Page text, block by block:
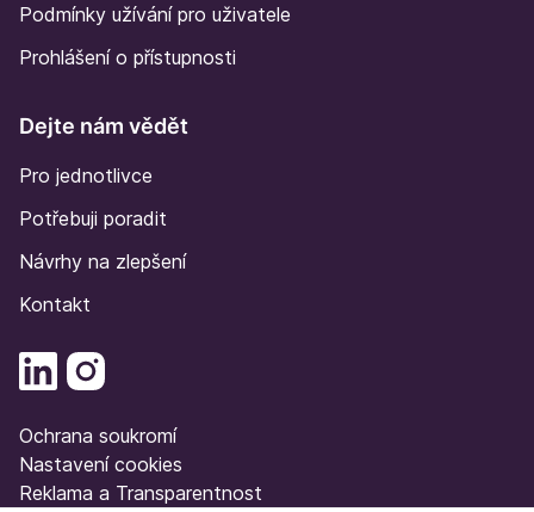
Podmínky užívání pro uživatele
Prohlášení o přístupnosti
Dejte nám vědět
Pro jednotlivce
Potřebuji poradit
Návrhy na zlepšení
Kontakt
Ochrana soukromí
Nastavení cookies
Reklama a Transparentnost